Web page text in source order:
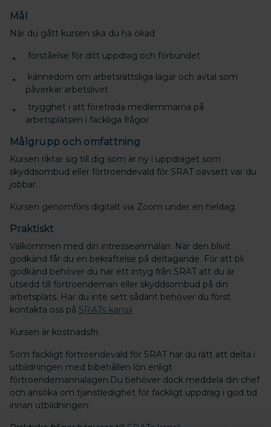
Mål
När du gått kursen ska du ha ökad
förståelse för ditt uppdrag och förbundet
kännedom om arbetsrättsliga lagar och avtal som
påverkar arbetslivet
trygghet i att företräda medlemmarna på
arbetsplatsen i fackliga frågor
Målgrupp och omfattning
Kursen riktar sig till dig som är ny i uppdraget som
skyddsombud eller förtroendevald för SRAT oavsett var du
jobbar.
Kursen genomförs digitalt via Zoom under en heldag.
Praktiskt
Välkommen med din intresseanmälan. När den blivit
godkänd får du en bekräftelse på deltagande. För att bli
godkänd behöver du har ett intyg från SRAT att du är
utsedd till förtroendeman eller skyddsombud på din
arbetsplats. Har du inte sett sådant behöver du först
kontakta oss på SRATs kansli
Kursen är kostnadsfri.
Som fackligt förtroendevald för SRAT har du rätt att delta i
utbildningen med bibehållen lön enligt
förtroendemannalagen.Du behöver dock meddela din chef
och ansöka om tjänstledighet för fackligt uppdrag i god tid
innan utbildningen.